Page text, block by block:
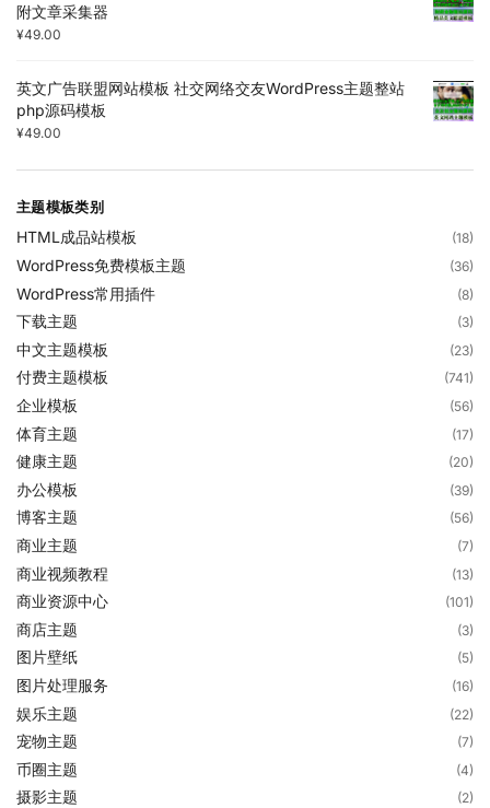
附文章采集器
¥49.00
英文广告联盟网站模板 社交网络交友WordPress主题整站
php源码模板
¥49.00
主题模板类别
HTML成品站模板 (18)
WordPress免费模板主题 (36)
WordPress常用插件 (8)
下载主题 (3)
中文主题模板 (23)
付费主题模板 (741)
企业模板 (56)
体育主题 (17)
健康主题 (20)
办公模板 (39)
博客主题 (56)
商业主题 (7)
商业视频教程 (13)
商业资源中心 (101)
商店主题 (3)
图片壁纸 (5)
图片处理服务 (16)
娱乐主题 (22)
宠物主题 (7)
币圈主题 (4)
摄影主题 (2)